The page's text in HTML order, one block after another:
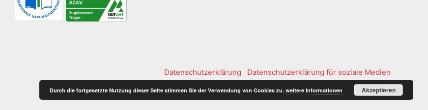
Datenschutzerklärung
Datenschutzerklärung für soziale Medien
Impressum
Durch die fortgesetzte Nutzung dieser Seite stimmen Sie der Verwendung von Cookies zu. weitere Informationen Akzeptieren